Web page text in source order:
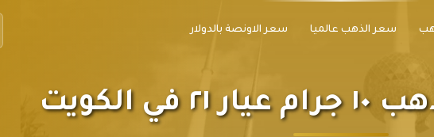
سعر الذهب عالميا سعر الاونصة بالدولار
الكويت